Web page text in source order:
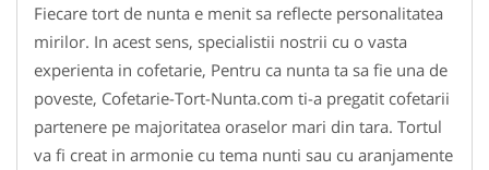
Fiecare tort de nunta e menit sa reflecte personalitatea
mirilor. In acest sens, specialistii nostrii cu o vasta
experienta in cofetarie, Pentru ca nunta ta sa fie una de
poveste, Cofetarie-Tort-Nunta.com ti-a pregatit cofetarii
partenere pe majoritatea oraselor mari din tara. Tortul
va fi creat in armonie cu tema nunti sau cu aranjamente